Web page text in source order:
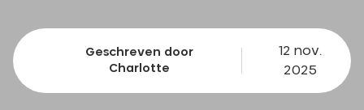
Geschreven door
Charlotte
12 nov.
2025